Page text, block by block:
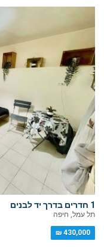
1 חדרים בדרך יד לבנים
תל עמל, חיפה
430,000 ₪